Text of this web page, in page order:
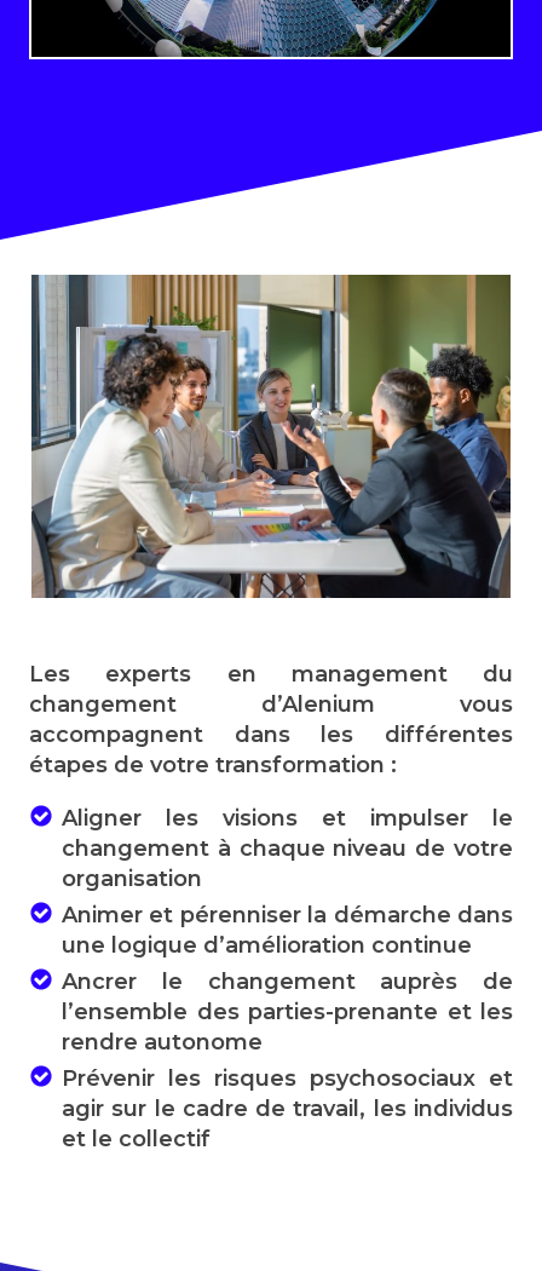
Les experts en management du
changement d’Alenium vous
accompagnent dans les différentes
étapes de votre transformation :
Aligner les visions et impulser le
changement à chaque niveau de votre
organisation
Animer et pérenniser la démarche dans
une logique d’amélioration continue
Ancrer le changement auprès de
l’ensemble des parties-prenante et les
rendre autonome
Prévenir les risques psychosociaux et
agir sur le cadre de travail, les individus
et le collectif